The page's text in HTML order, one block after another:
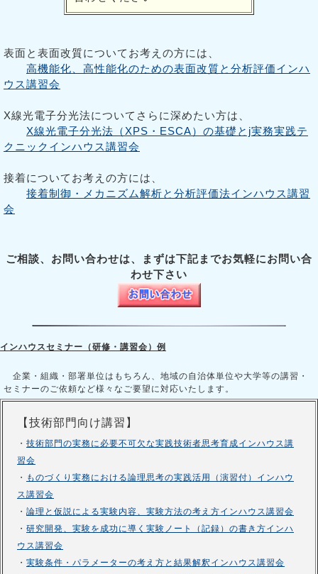
表面と表面改質についてお考えの方には、
高機能化、高性能化のための表面改質と分析評価インハ
ウス講習会
X線光電子分光法についてさらに深めたい方は、
X線光電子分光法（XPS・ESCA）の基礎とj実務実践テ
クニックインハウス講習会
接着についてお考えの方には、
接着制御・メカニズム解析と分析評価法インハウス講習
会
ご相談、お問い合わせは、まずは下記までお気軽にお問い合
わせ下さい
インハウスセミナー（研修・講習会）例
企業・組織・部署単位はもちろん、地域の自治体単位や大学等の講習・
セミナーのご依頼など様々なご要望に対応いたします。
【技術部門向け講習】
・ 技術部門の実務に必要不可欠な実践技術者思考育成インハウス講
習会
・ ものづくり実務における論理思考の実践活用（演習付）インハウ
ス講習会
・ 論理と仮説による実験内容、実験方法の考え方インハウス講習会
・ 研究開発、実験を成功に導く実験ノート（記録）の書き方インハ
ウス講習会
・ 実験条件・パラメーターの考え方と結果解釈インハウス講習会